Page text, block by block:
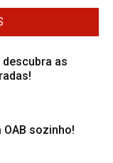
as
sozinho!